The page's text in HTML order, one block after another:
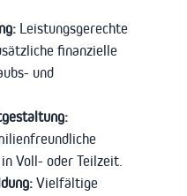
Leistungsgerechte
finanzielle
und
Voll- oder Teilzeit.
Vielfältige